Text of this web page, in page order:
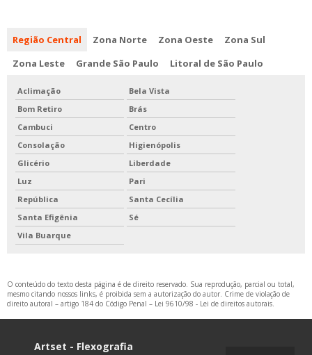
Região Central Zona Norte Zona Oeste
Zona Sul
Zona Leste
Grande São Paulo Litoral de São Paulo
Aclimação
Bela Vista
Bom Retiro
Brás
Cambuci
Centro
Consolação
Higienópolis
Glicério
Liberdade
Luz
Pari
República
Santa Cecília
Santa Efigênia
Sé
Vila Buarque
O conteúdo do texto desta página é de direito reservado. Sua reprodução, parcial ou total,
mesmo citando nossos links, é proibida sem a autorização do autor. Crime de violação de
direito autoral – artigo 184 do Código Penal – Lei 9610/98 - Lei de direitos autorais.
Artset - Flexografia